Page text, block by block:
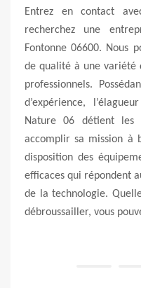
Entrez en contact
recherchez une
Fontonne 06600. Nous
de qualité à une variété
professionnels.
d’expérience,
Nature 06 détient les
accomplir sa mission à
disposition des
efficaces qui répondent
de la technologie.
débroussailler, vous